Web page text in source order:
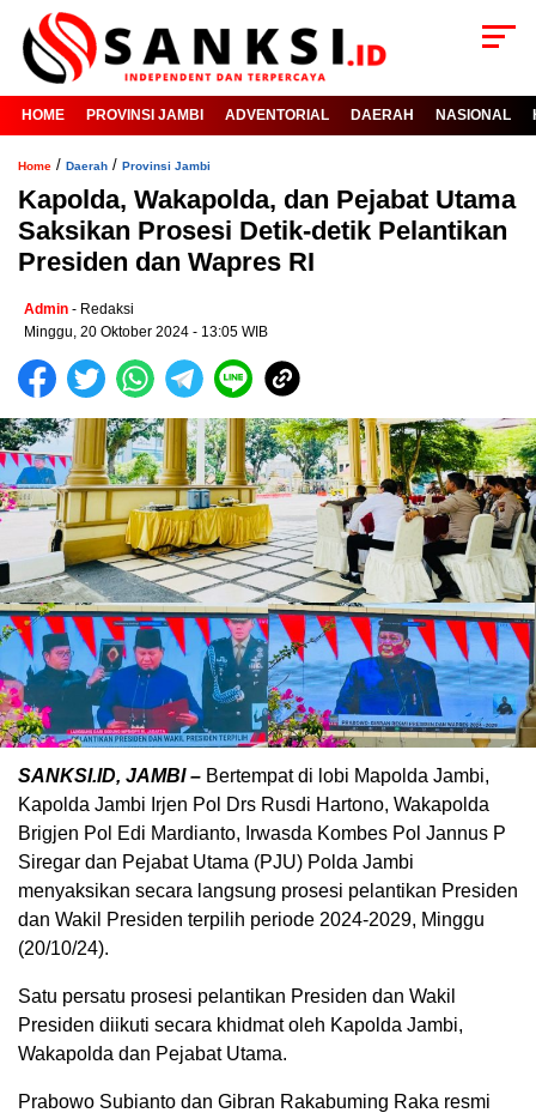
HOME PROVINSI JAMBI ADVENTORIAL DAERAH NASIONAL
Home / Daerah / Provinsi Jambi
Kapolda, Wakapolda, dan Pejabat Utama
Saksikan Prosesi Detik-detik Pelantikan
Presiden dan Wapres RI
Admin - Redaksi
Minggu, 20 Oktober 2024 - 13:05 WIB
SANKSI.ID, JAMBI – Bertempat di lobi Mapolda Jambi,
Kapolda Jambi Irjen Pol Drs Rusdi Hartono, Wakapolda
Brigjen Pol Edi Mardianto, Irwasda Kombes Pol Jannus P
Siregar dan Pejabat Utama (PJU) Polda Jambi
menyaksikan secara langsung prosesi pelantikan Presiden
dan Wakil Presiden terpilih periode 2024-2029, Minggu
(20/10/24).
Satu persatu prosesi pelantikan Presiden dan Wakil
Presiden diikuti secara khidmat oleh Kapolda Jambi,
Wakapolda dan Pejabat Utama.
Prabowo Subianto dan Gibran Rakabuming Raka resmi